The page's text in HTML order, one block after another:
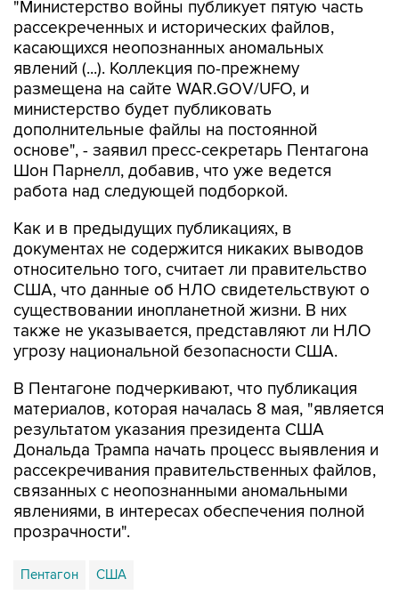
касающихся неопознанных аномальных
явлений (...). Коллекция по-прежнему
размещена на сайте WAR.GOV/UFO, и
министерство будет публиковать
дополнительные файлы на постоянной
основе", - заявил пресс-секретарь Пентагона
Шон Парнелл, добавив, что уже ведется
работа над следующей подборкой.
Как и в предыдущих публикациях, в
относительно того, считает ли правительство
США, что данные об НЛО свидетельствуют о
существовании инопланетной жизни. В них
также не указывается, представляют ли НЛО
угрозу национальной безопасности США.
В Пентагоне подчеркивают, что публикация
результатом указания президента США
Дональда Трампа начать процесс выявления и
рассекречивания правительственных файлов,
связанных с неопознанными аномальными
явлениями, в интересах обеспечения полной
прозрачности".
Пентагон США